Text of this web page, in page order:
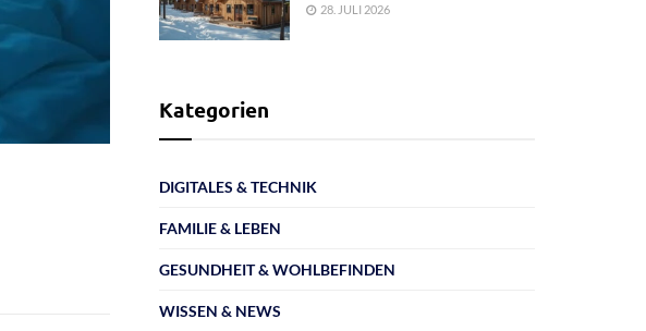
28. JULI 2026
Kategorien
DIGITALES & TECHNIK
FAMILIE & LEBEN
GESUNDHEIT & WOHLBEFINDEN
WISSEN & NEWS